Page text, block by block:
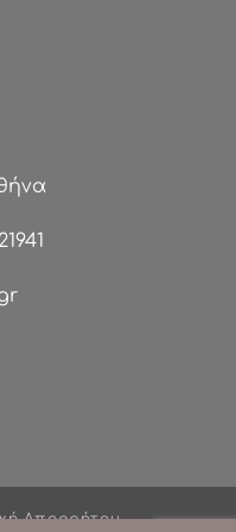
Απορρήτου